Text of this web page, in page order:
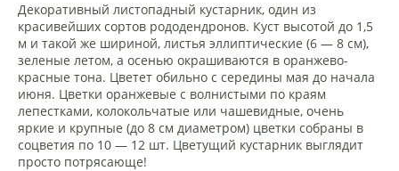
Декоративный листопадный кустарник, один из
красивейших сортов рододендронов. Куст высотой до 1,5
м и такой же шириной, листья эллиптические (6 — 8 см),
зеленые летом, а осенью окрашиваются в оранжево-
красные тона. Цветет обильно с середины мая до начала
июня. Цветки оранжевые с волнистыми по краям
лепестками, колокольчатые или чашевидные, очень
яркие и крупные (до 8 см диаметром) цветки собраны в
соцветия по 10 — 12 шт. Цветущий кустарник выглядит
просто потрясающе!